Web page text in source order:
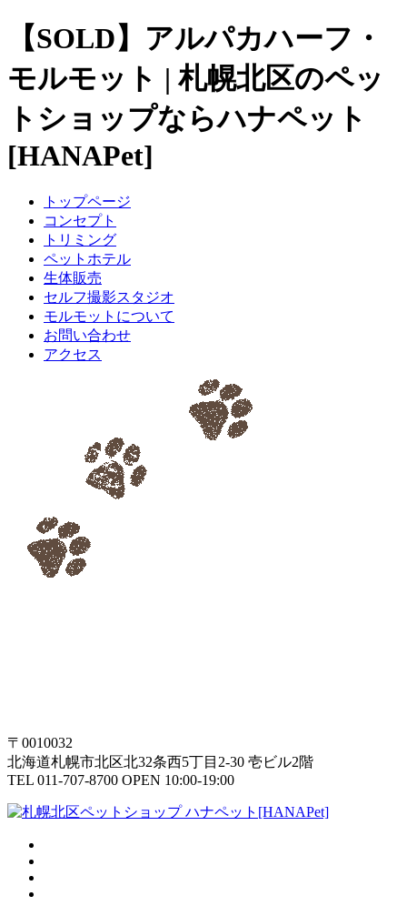
【SOLD】アルパカハーフ・
モルモット | 札幌北区のペッ
トショップならハナペット
[HANAPet]
トップページ
コンセプト
トリミング
ペットホテル
生体販売
セルフ撮影スタジオ
モルモットについて
お問い合わせ
アクセス
〒0010032
北海道札幌市北区北32条西5丁目2-30 壱ビル2階
TEL 011-707-8700 OPEN 10:00-19:00